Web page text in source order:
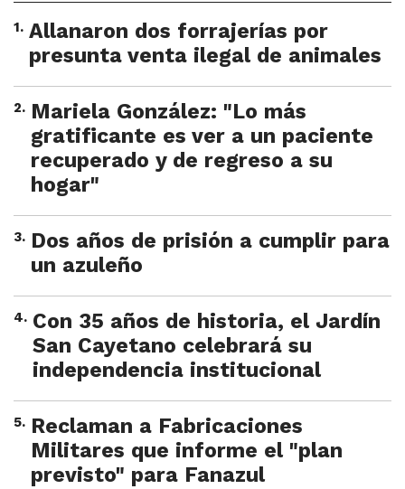
1. Allanaron dos forrajerías por
presunta venta ilegal de animales
2. Mariela González: "Lo más
gratificante es ver a un paciente
recuperado y de regreso a su
hogar"
3. Dos años de prisión a cumplir para
un azuleño
4. Con 35 años de historia, el Jardín
San Cayetano celebrará su
independencia institucional
5. Reclaman a Fabricaciones
Militares que informe el "plan
previsto" para Fanazul